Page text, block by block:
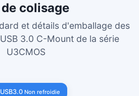
colisage
et détails d'emballage des
3.0 C-Mount de la série
U3CMOS
USB3.0 Non refroidie